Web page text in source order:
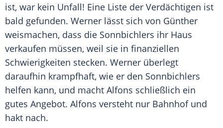
ist, war kein Unfall! Eine Liste der Verdächtigen ist
bald gefunden. Werner lässt sich von Günther
weismachen, dass die Sonnbichlers ihr Haus
verkaufen müssen, weil sie in finanziellen
Schwierigkeiten stecken. Werner überlegt
daraufhin krampfhaft, wie er den Sonnbichlers
helfen kann, und macht Alfons schließlich ein
gutes Angebot. Alfons versteht nur Bahnhof und
hakt nach.